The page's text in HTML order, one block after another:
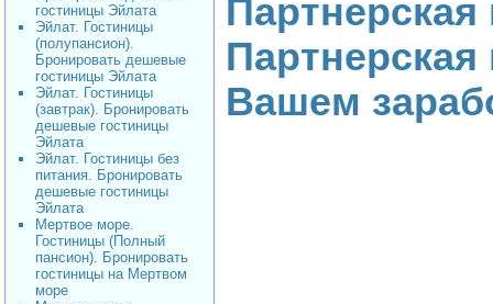
гостиницы Эйлата
Эйлат. Гостиницы
(полупансион).
Бронировать дешевые
гостиницы Эйлата
Эйлат. Гостиницы
(завтрак). Бронировать
дешевые гостиницы
Эйлата
Эйлат. Гостиницы без
питания. Бронировать
дешевые гостиницы
Эйлата
Мертвое море.
Гостиницы (Полный
пансион). Бронировать
гостиницы на Мертвом
море
Вашем